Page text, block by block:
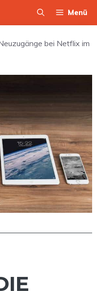
Menü
bei Netflix im